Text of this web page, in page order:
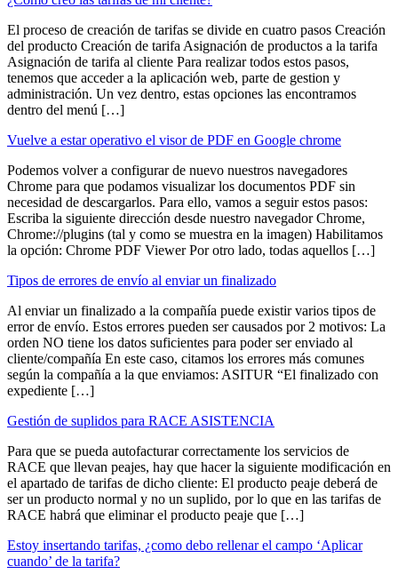
El proceso de creación de tarifas se divide en cuatro pasos Creación
del producto Creación de tarifa Asignación de productos a la tarifa
Asignación de tarifa al cliente Para realizar todos estos pasos,
tenemos que acceder a la aplicación web, parte de gestion y
administración. Un vez dentro, estas opciones las encontramos
dentro del menú […]
Vuelve a estar operativo el visor de PDF en Google chrome
Podemos volver a configurar de nuevo nuestros navegadores
Chrome para que podamos visualizar los documentos PDF sin
necesidad de descargarlos. Para ello, vamos a seguir estos pasos:
Escriba la siguiente dirección desde nuestro navegador Chrome,
Chrome://plugins (tal y como se muestra en la imagen) Habilitamos
la opción: Chrome PDF Viewer Por otro lado, todas aquellos […]
Tipos de errores de envío al enviar un finalizado
Al enviar un finalizado a la compañía puede existir varios tipos de
error de envío. Estos errores pueden ser causados por 2 motivos: La
orden NO tiene los datos suficientes para poder ser enviado al
cliente/compañía En este caso, citamos los errores más comunes
según la compañía a la que enviamos: ASITUR “El finalizado con
expediente […]
Gestión de suplidos para RACE ASISTENCIA
Para que se pueda autofacturar correctamente los servicios de
RACE que llevan peajes, hay que hacer la siguiente modificación en
el apartado de tarifas de dicho cliente: El producto peaje deberá de
ser un producto normal y no un suplido, por lo que en las tarifas de
RACE habrá que eliminar el producto peaje que […]
Estoy insertando tarifas, ¿como debo rellenar el campo ‘Aplicar
cuando’ de la tarifa?